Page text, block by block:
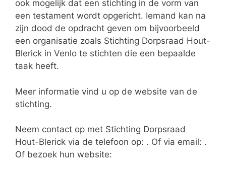
ook mogelijk dat een stichting in de vorm van
een testament wordt opgericht. Iemand kan na
zijn dood de opdracht geven om bijvoorbeeld
een organisatie zoals Stichting Dorpsraad Hout-
Blerick in Venlo te stichten die een bepaalde
taak heeft.
Meer informatie vind u op de website van de
stichting.
Neem contact op met Stichting Dorpsraad
Hout-Blerick via de telefoon op: . Of via email: .
Of bezoek hun website: